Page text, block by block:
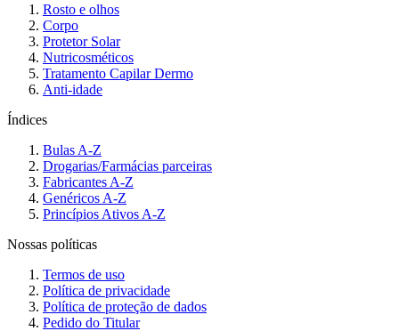
Rosto e olhos
Corpo
Protetor Solar
Nutricosméticos
Tratamento Capilar Dermo
Anti-idade
Índices
Bulas A-Z
Drogarias/Farmácias parceiras
Fabricantes A-Z
Genéricos A-Z
Princípios Ativos A-Z
Nossas políticas
Termos de uso
Política de privacidade
Política de proteção de dados
Pedido do Titular